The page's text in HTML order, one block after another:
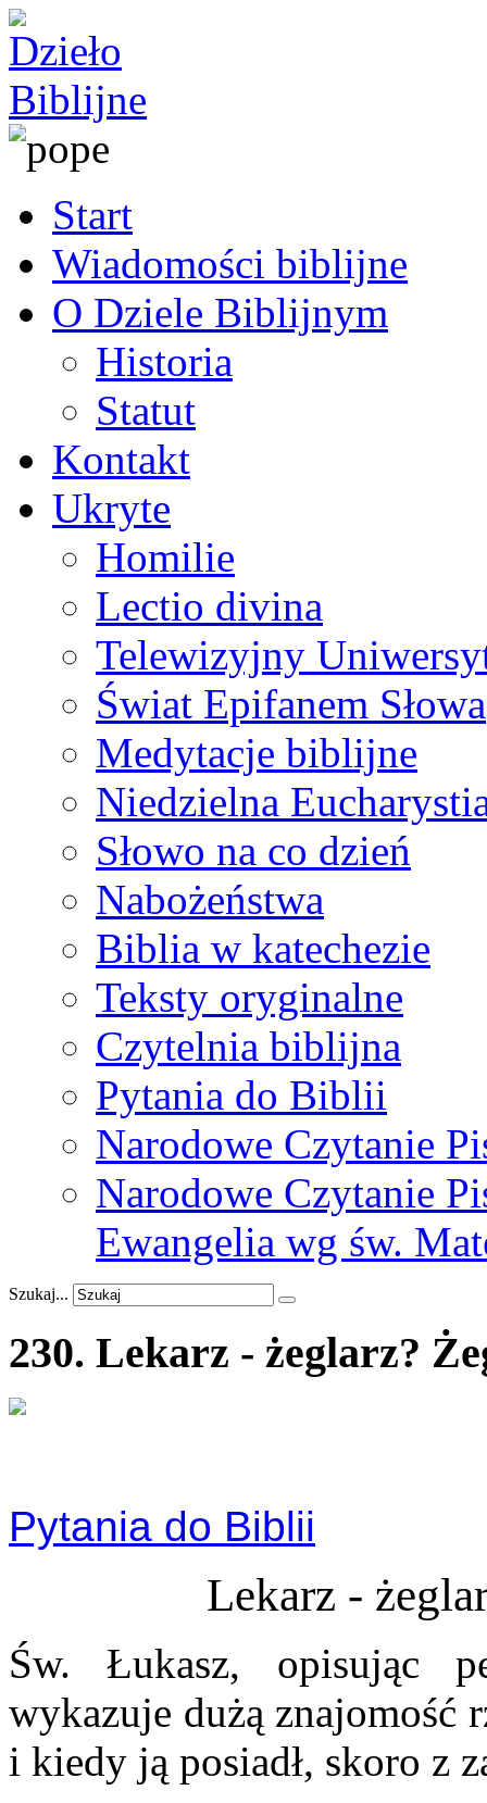
Start
Wiadomości biblijne
O Dziele Biblijnym
Historia
Statut
Kontakt
Ukryte
Homilie
Lectio divina
Telewizyjny
Świat Epifanem Słowa
Medytacje biblijne
Niedzielna
Słowo na co dzień
Nabożeństwa
Biblia w katechezie
Teksty oryginalne
Czytelnia biblijna
Pytania do Biblii
Narodowe Czytanie
Narodowe Czytanie
Ewangelia wg św.
Szukaj...
230. Lekarz - żeglarz?
Pytania do Biblii
Lekarz -
Św. Łukasz, opisując
wykazuje dużą znajomość
i kiedy ją posiadł, skoro z